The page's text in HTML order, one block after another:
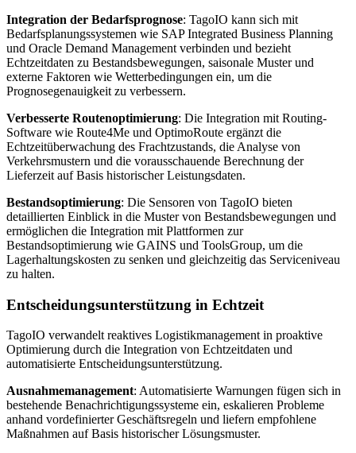
Integration der Bedarfsprognose: TagoIO kann sich mit
Bedarfsplanungssystemen wie SAP Integrated Business Planning
und Oracle Demand Management verbinden und bezieht
Echtzeitdaten zu Bestandsbewegungen, saisonale Muster und
externe Faktoren wie Wetterbedingungen ein, um die
Prognosegenauigkeit zu verbessern.
Verbesserte Routenoptimierung: Die Integration mit Routing-
Software wie Route4Me und OptimoRoute ergänzt die
Echtzeitüberwachung des Frachtzustands, die Analyse von
Verkehrsmustern und die vorausschauende Berechnung der
Lieferzeit auf Basis historischer Leistungsdaten.
Bestandsoptimierung: Die Sensoren von TagoIO bieten
detaillierten Einblick in die Muster von Bestandsbewegungen und
ermöglichen die Integration mit Plattformen zur
Bestandsoptimierung wie GAINS und ToolsGroup, um die
Lagerhaltungskosten zu senken und gleichzeitig das Serviceniveau
zu halten.
Entscheidungsunterstützung in Echtzeit
TagoIO verwandelt reaktives Logistikmanagement in proaktive
Optimierung durch die Integration von Echtzeitdaten und
automatisierte Entscheidungsunterstützung.
Ausnahmemanagement: Automatisierte Warnungen fügen sich in
bestehende Benachrichtigungssysteme ein, eskalieren Probleme
anhand vordefinierter Geschäftsregeln und liefern empfohlene
Maßnahmen auf Basis historischer Lösungsmuster.